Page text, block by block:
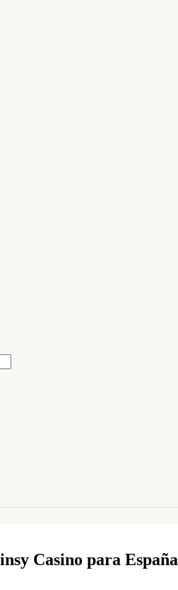
Casino para España